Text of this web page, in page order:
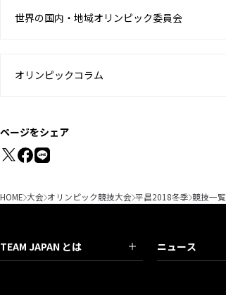
世界の国内・地域オリンピック委員会
オリンピックコラム
ページをシェア
HOME 大会 オリンピック競技大会 平昌2018冬季 競技一覧
TEAM JAPAN とは ニュース